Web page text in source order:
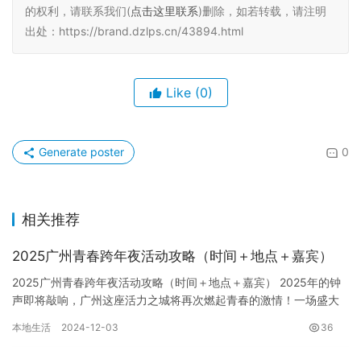
的权利，请联系我们(点击这里联系)删除，如若转载，请注明
出处：https://brand.dzlps.cn/43894.html
Like (0)
0
Generate poster
相关推荐
2025广州青春跨年夜活动攻略（时间＋地点＋嘉宾）
2025广州青春跨年夜活动攻略（时间＋地点＋嘉宾） 2025年的钟
声即将敲响，广州这座活力之城将再次燃起青春的激情！一场盛大
本地生活 2024-12-03 36